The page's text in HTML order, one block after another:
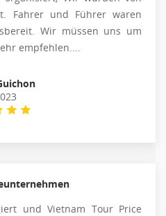
Fahrer und Führer waren
Wir müssen uns um
empfehlen....
und Vietnam Tour Price